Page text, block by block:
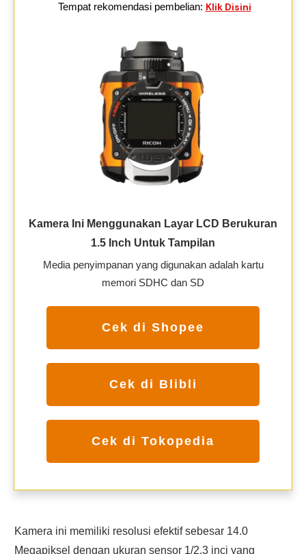
Tempat rekomendasi pembelian: Klik Disini
Kamera Ini Menggunakan Layar LCD Berukuran
1.5 Inch Untuk Tampilan
Media penyimpanan yang digunakan adalah kartu
memori SDHC dan SD
Cek di Shopee
Cek di Blibli
Cek di Tokopedia
Kamera ini memiliki resolusi efektif sebesar 14.0
Megapiksel dengan ukuran sensor 1/2.3 inci yang